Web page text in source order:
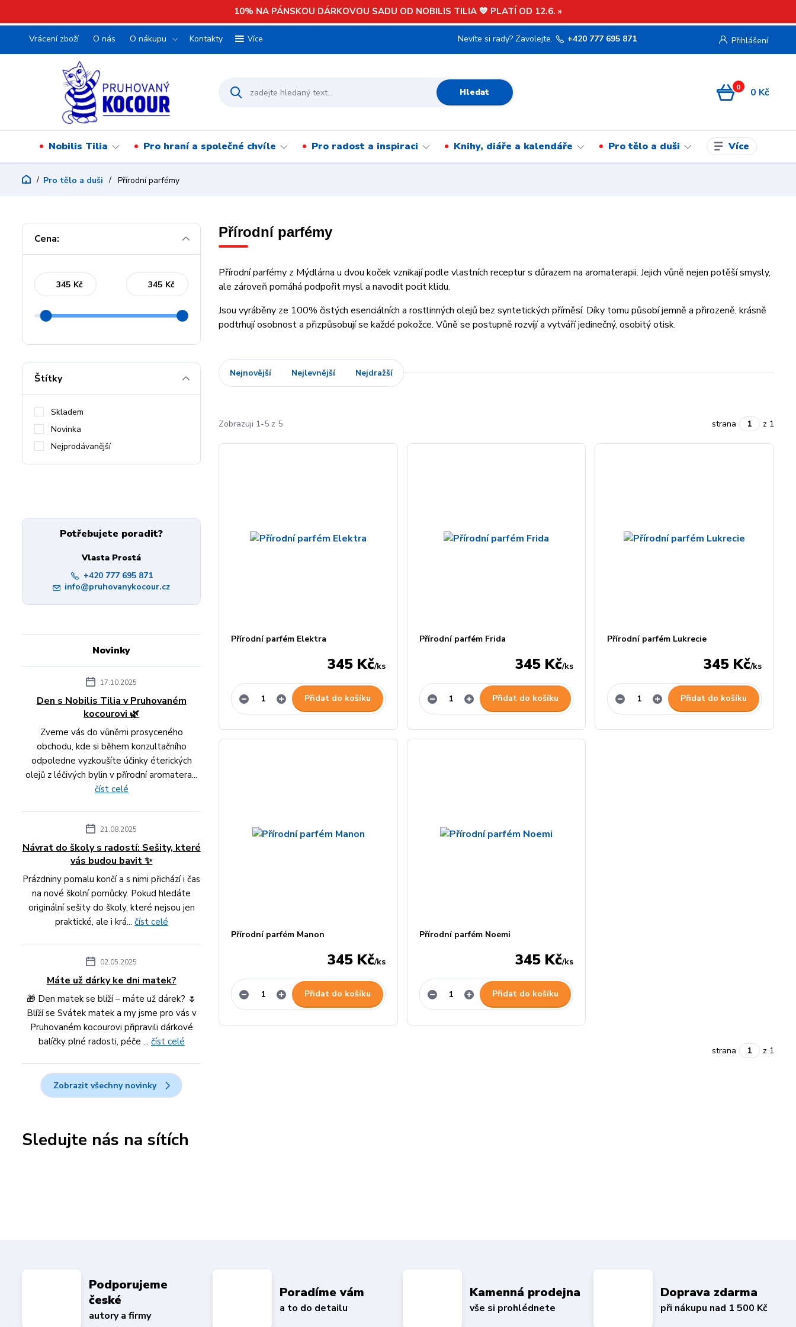
10% NA PÁNSKOU DÁRKOVOU SADU OD NOBILIS TILIA 💙 PLATÍ OD 12.6. »
Vrácení zboží O nás O nákupu Kontakty Více Přihlášení
Hledat
Nevíte si rady? Zavolejte. +420 777 695 871
0 0 Kč
Nobilis Tilia Pro hraní a společné chvíle Pro radost a inspiraci Knihy, diáře a kalendáře Pro tělo a duši Více
Pro tělo a duši Přírodní parfémy
Přírodní parfémy
Přírodní parfémy z Mýdlárna u dvou kočekvznikají podle vlastních receptur s důrazem na aromaterapii. Jejich vůně nejen potěší smysly,
ale zároveň pomáhá podpořit mysl a navodit pocit klidu.
Jsou vyráběny ze 100% čistých esenciálních a rostlinných olejů bez syntetických příměsí. Díky tomu působí jemně a přirozeně, krásně
podtrhují osobnost a přizpůsobují se každé pokožce. Vůně se postupně rozvíjí a vytváří jedinečný, osobitý otisk.
Nejnovější Nejlevnější Nejdražší
Zobrazuji 1-5 z 5 strana z 1
Přírodní parfém Elektra
345 Kč/ks
Přidat do košíku
Přírodní parfém Frida
345 Kč/ks
Přidat do košíku
Přírodní parfém Lukrecie
345 Kč/ks
Přidat do košíku
Přírodní parfém Manon
345 Kč/ks
Přidat do košíku
Přírodní parfém Noemi
345 Kč/ks
Přidat do košíku
strana z 1
Cena:
Kč Kč
Štítky
Skladem
Novinka
Nejprodávanější
Potřebujete poradit?
Vlasta Prostá
+420 777 695 871
info@pruhovanykocour.cz
Novinky
17.10.2025
Den s Nobilis Tilia v Pruhovaném
kocourovi 🌿
Zveme vás do vůněmi prosyceného
obchodu, kde si během konzultačního
odpoledne vyzkoušíte účinky éterických
olejů z léčivých bylin v přírodní aromatera...
číst celé
21.08.2025
Návrat do školy s radostí: Sešity, které
vás budou bavit ✨
Prázdniny pomalu končí a s nimi přichází i čas
na nové školní pomůcky. Pokud hledáte
originální sešity do školy, které nejsou jen
praktické, ale i krá... číst celé
02.05.2025
Máte už dárky ke dni matek?
🎁 Den matek se blíží – máte už dárek? 🌷
Blíží se Svátek matek a my jsme pro vás v
Pruhovaném kocourovi připravili dárkové
balíčky plné radosti, péče ... číst celé
Zobrazit všechny novinky
Sledujte nás na sítích
Podporujeme
české
autory a firmy
Poradíme vám
a to do detailu
Kamenná prodejna
vše si prohlédnete
Doprava zdarma
při nákupu nad 1 500 Kč